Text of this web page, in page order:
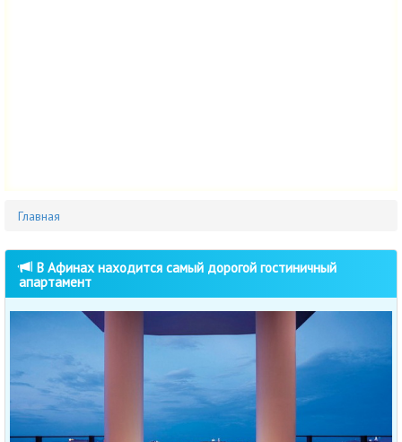
Главная
В Афинах находится самый дорогой гостиничный
апартамент